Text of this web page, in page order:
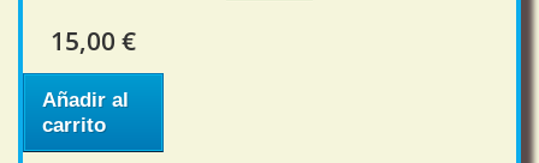
15,00 €
Añadir al
carrito